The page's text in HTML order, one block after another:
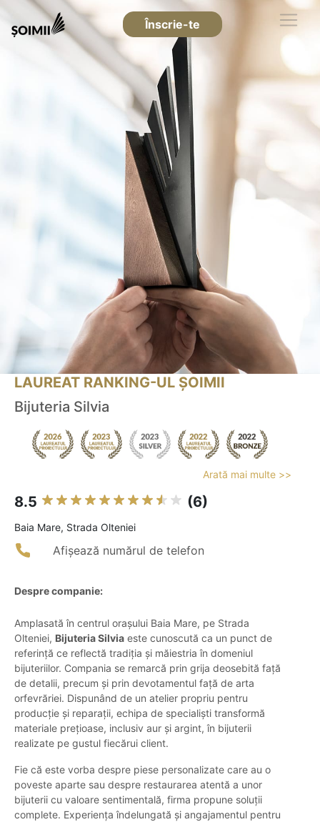
Înscrie-te
LAUREAT RANKING-UL ȘOIMII
Bijuteria Silvia
Arată mai multe >>
8.5 (6)
Baia Mare, Strada Olteniei
Afișează numărul de telefon
Despre companie:
Amplasată în centrul orașului Baia Mare, pe Strada
Olteniei, Bijuteria Silvia este cunoscută ca un punct de
referință ce reflectă tradiția și măiestria în domeniul
bijuteriilor. Compania se remarcă prin grija deosebită față
de detalii, precum și prin devotamentul față de arta
orfevrăriei. Dispunând de un atelier propriu pentru
producție și reparații, echipa de specialiști transformă
materiale prețioase, inclusiv aur și argint, în bijuterii
realizate pe gustul fiecărui client.
Fie că este vorba despre piese personalizate care au o
poveste aparte sau despre restaurarea atentă a unor
bijuterii cu valoare sentimentală, firma propune soluții
complete. Experiența îndelungată și angajamentul pentru